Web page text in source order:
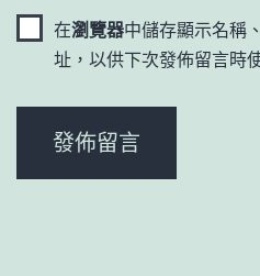
在瀏覽器中儲存顯示名稱
址，以供下次發佈留言時